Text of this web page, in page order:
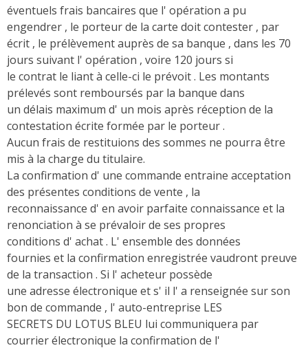
éventuels frais bancaires que l' opération a pu
engendrer , le porteur de la carte doit contester , par
écrit , le prélèvement auprès de sa banque , dans les 70
jours suivant l' opération , voire 120 jours si
le contrat le liant à celle-ci le prévoit . Les montants
prélevés sont remboursés par la banque dans
un délais maximum d' un mois après réception de la
contestation écrite formée par le porteur .
Aucun frais de restituions des sommes ne pourra être
mis à la charge du titulaire.
La confirmation d' une commande entraine acceptation
des présentes conditions de vente , la
reconnaissance d' en avoir parfaite connaissance et la
renonciation à se prévaloir de ses propres
conditions d' achat . L' ensemble des données
fournies et la confirmation enregistrée vaudront preuve
de la transaction . Si l' acheteur possède
une adresse électronique et s' il l' a renseignée sur son
bon de commande , l' auto-entreprise LES
SECRETS DU LOTUS BLEU lui communiquera par
courrier électronique la confirmation de l'